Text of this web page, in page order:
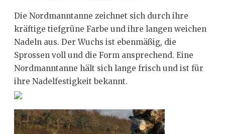
Die Nordmanntanne zeichnet sich durch ihre
kräftige tiefgrüne Farbe und ihre langen weichen
Nadeln aus. Der Wuchs ist ebenmäßig, die
Sprossen voll und die Form ansprechend. Eine
Nordmanntanne hält sich lange frisch und ist für
ihre Nadelfestigkeit bekannt.